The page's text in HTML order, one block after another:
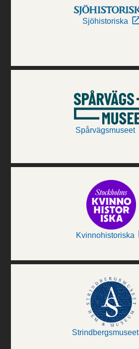
Sjöhistoriska
Spårvägsmuseet
Kvinnohistoriska
Strindbergsmuseet